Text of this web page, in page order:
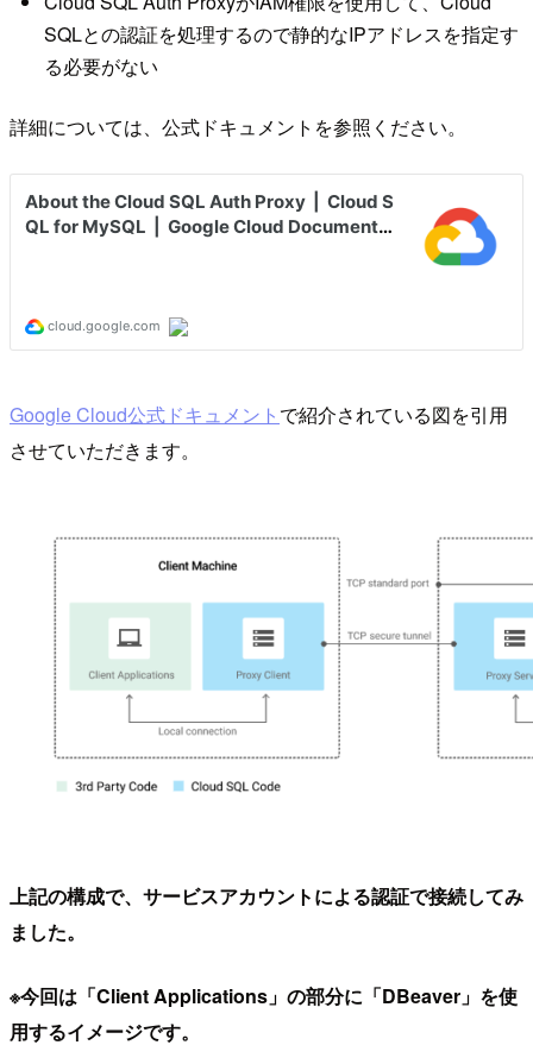
SQLとの認証を処理するので静的なIPアドレスを指定す
る必要がない
詳細については、公式ドキュメントを参照ください。
Google Cloud公式ドキュメント で紹介されている図を引用
させていただきます。
上記の構成で、サービスアカウントによる認証で接続してみ
ました。
※今回は「Client Applications」の部分に「DBeaver」を使
用するイメージです。